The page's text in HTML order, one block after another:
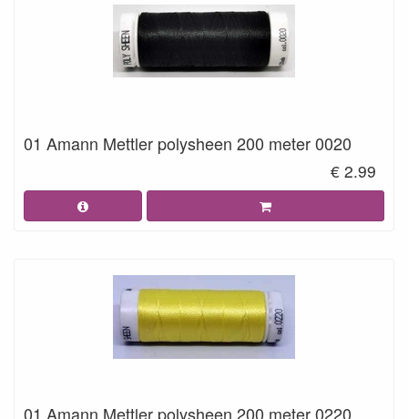
01 Amann Mettler polysheen 200 meter 0020
€ 2.99
01 Amann Mettler polysheen 200 meter 0220